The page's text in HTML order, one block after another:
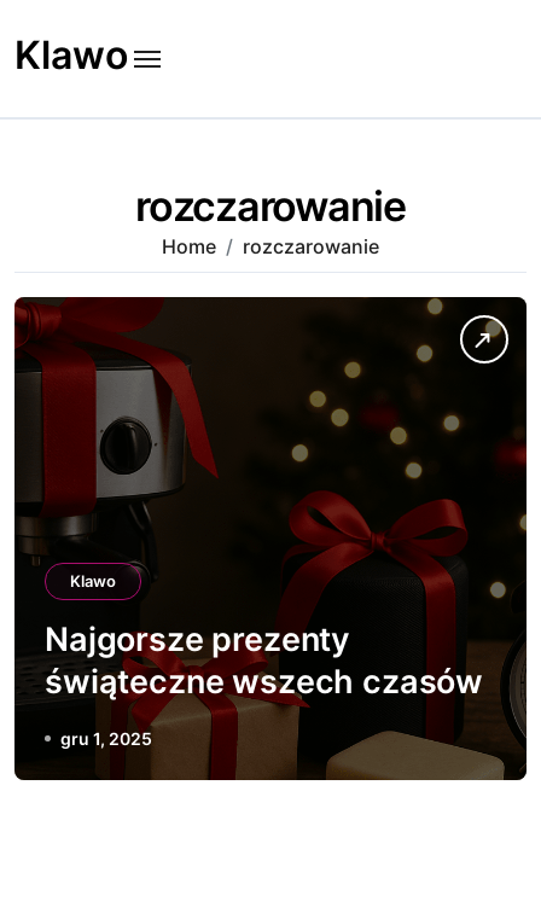
to
content
Klawo
rozczarowanie
Home rozczarowanie
Klawo
Najgorsze prezenty
świąteczne wszech czasów
gru 1, 2025